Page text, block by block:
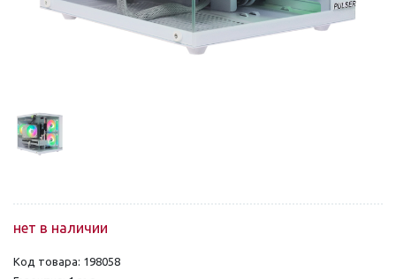
нет в наличии
Код товара: 198058